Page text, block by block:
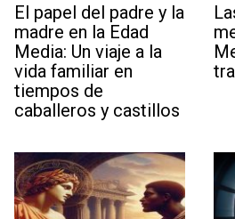
El papel del padre y la
madre en la Edad
Media: Un viaje a la
vida familiar en
tiempos de
caballeros y castillos